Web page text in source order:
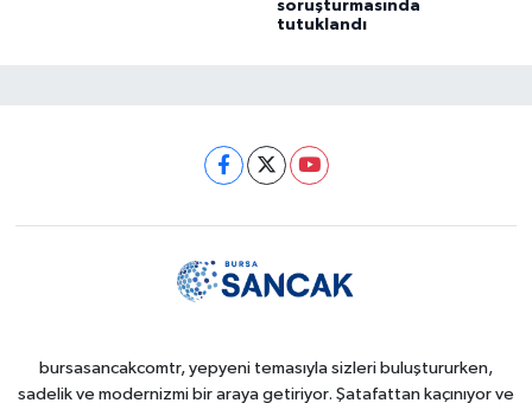
soruşturmasında
tutuklandı
bursasancakcomtr, yepyeni temasıyla sizleri buluştururken,
sadelik ve modernizmi bir araya getiriyor. Şatafattan kaçınıyor ve